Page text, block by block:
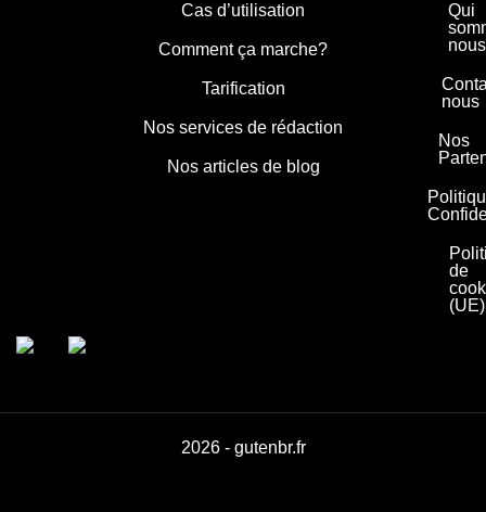
Cas d’utilisation
Comment ça marche?
Tarification
Nos services de rédaction
Nos articles de blog
Qui
nous
Nos
de
(UE)
2026 - gutenbr.fr